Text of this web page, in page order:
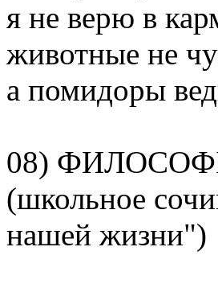
я не верю в
животные не
а помидоры
08)
(школьное
нашей жизни")